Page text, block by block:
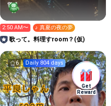
Get
Reward
2:50 AM〜 ♪ 真夏の夜の夢
歌って。料理すroom？(仮)
6 Daily 804 days